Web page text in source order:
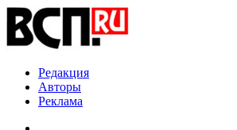
Редакция
Авторы
Реклама